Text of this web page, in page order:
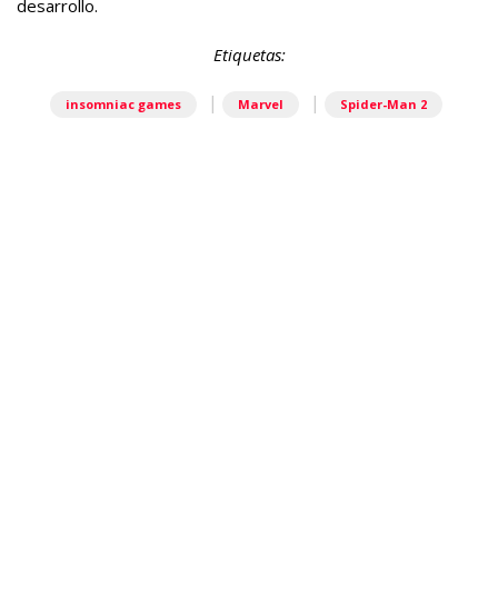
desarrollo.
Etiquetas:
insomniac games | Marvel | Spider-Man 2